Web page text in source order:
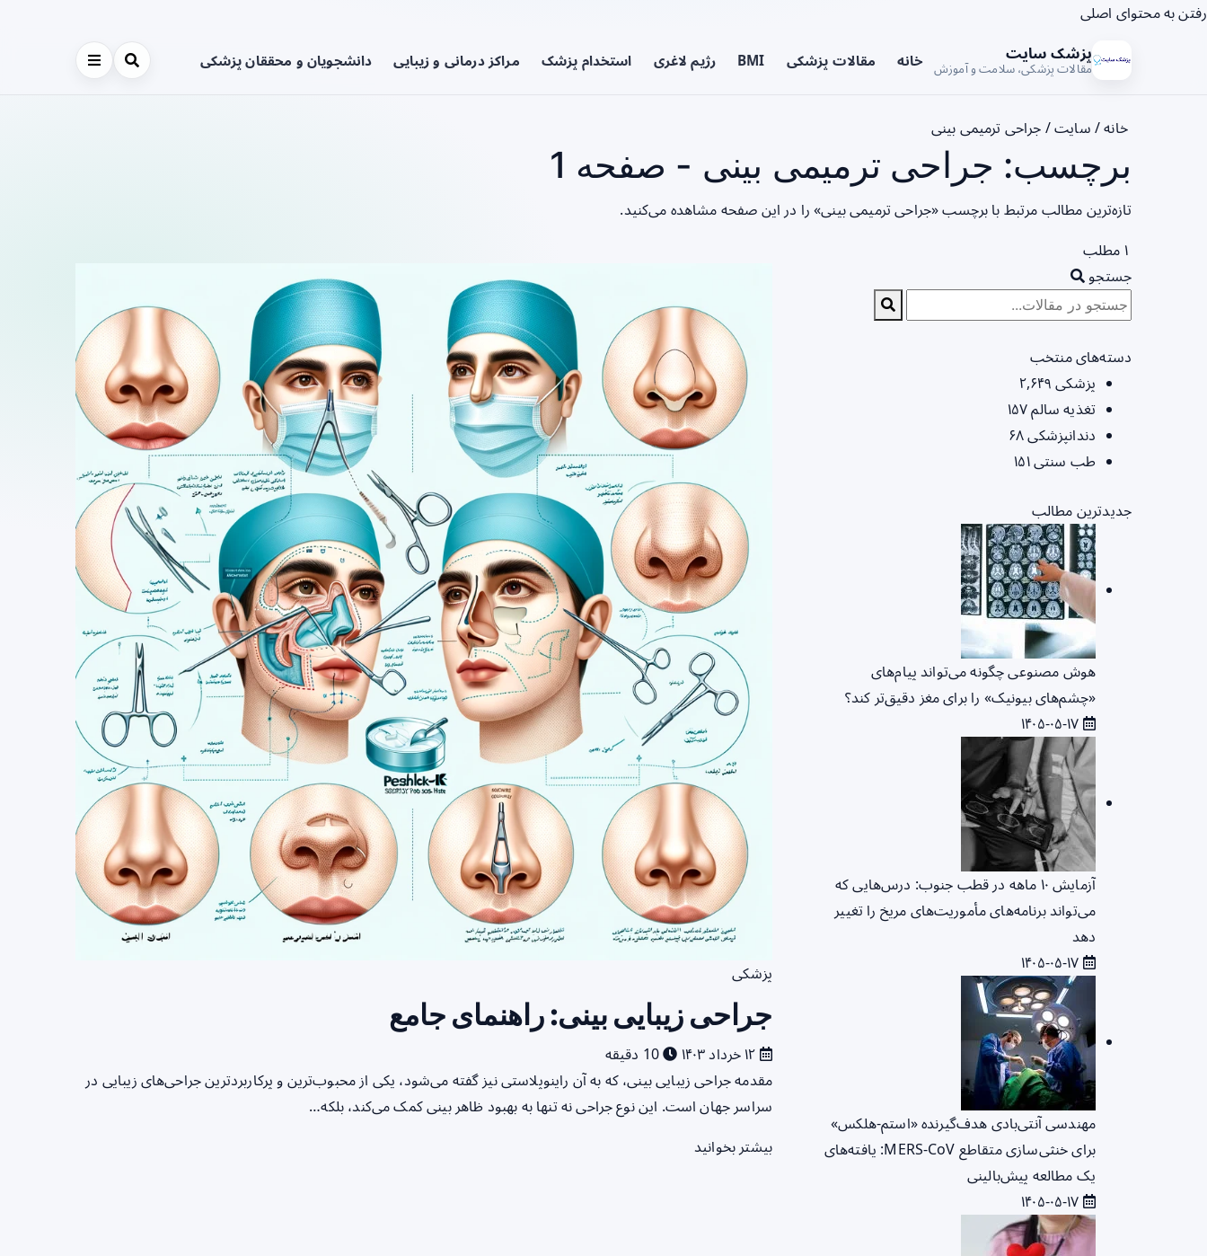
رفتن به محتوای اصلی
پزشک سایت
مقالات پزشکی، سلامت و آموزش خانه مقالات پزشکی BMI رژیم لاغری استخدام پزشک مراکز درمانی و زیبایی دانشجویان و محققان پزشکی
خانه/ سایت/ جراحی ترمیمی بینی
برچسب: جراحی ترمیمی بینی - صفحه 1
تازه‌ترین مطالب مرتبط با برچسب «جراحی ترمیمی بینی» را در این صفحه مشاهده می‌کنید.
۱ مطلب
پزشکی
جراحی زیبایی بینی: راهنمای جامع
10 دقیقه
مقدمه جراحی زیبایی بینی، که به آن راینوپلاستی نیز گفته می‌شود، یکی از محبوب‌ترین و پرکاربردترین جراحی‌های زیبایی در
سراسر جهان است. این نوع جراحی نه تنها به بهبود ظاهر بینی کمک می‌کند، بلکه…
بیشتر بخوانید
جستجو
دسته‌های منتخب
پزشکی ۲,۶۴۹
تغذیه سالم۱۵۷
دندانپزشکی۶۸
طب سنتی۱۵۱
جدیدترین مطالب
هوش مصنوعی چگونه می‌تواند پیام‌های
«چشم‌های بیونیک» را برای مغز دقیق‌تر کند؟
آزمایش ۱۰ ماهه در قطب جنوب: درس‌هایی که
می‌تواند برنامه‌های مأموریت‌های مریخ را تغییر
دهد
مهندسی آنتی‌بادی هدف‌گیرنده «استم-هلکس»
برای خنثی‌سازی متقاطع MERS-CoV: یافته‌های
یک مطالعه پیش‌بالینی